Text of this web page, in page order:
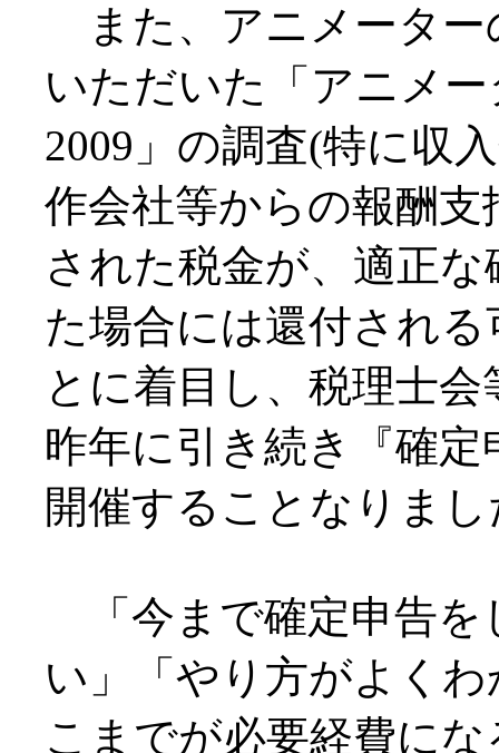
また、アニメーター
いただいた「アニメ
2009」の調査(特に収
作会社等からの報酬支
された税金が、適正
た場合には還付され
とに着目し、税理士
昨年に引き続き『確定
開催することなりまし
「今まで確定申告を
い」「やり方がよく
こまでが必要経費に